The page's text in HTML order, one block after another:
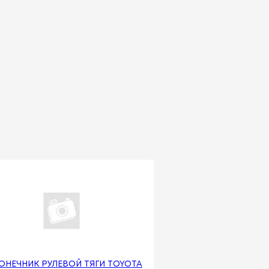
РУЛЕВОЙ ТЯГИ TOYOTA